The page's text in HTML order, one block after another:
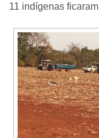
11 indígenas